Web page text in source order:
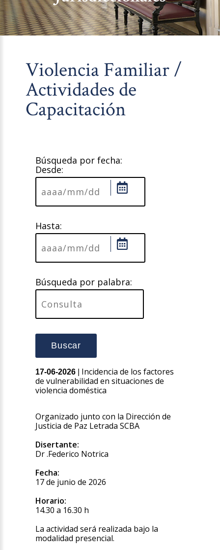
Violencia Familiar /
Actividades de
Capacitación
Búsqueda por fecha:
Desde:
Hasta:
Búsqueda por palabra:
Buscar
17-06-2026
Incidencia de los factores
de vulnerabilidad en situaciones de
violencia doméstica
Organizado junto con la Dirección de
Justicia de Paz Letrada SCBA
Disertante:
Dr .Federico Notrica
Fecha:
17 de junio de 2026
Horario:
14.30 a 16.30 h
La actividad será realizada bajo la
modalidad presencial.